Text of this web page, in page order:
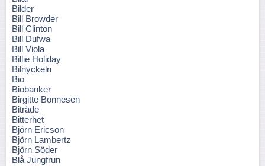
Bilder
Bill Browder
Bill Clinton
Bill Dufwa
Bill Viola
Billie Holiday
Bilnyckeln
Bio
Biobanker
Birgitte Bonnesen
Biträde
Bitterhet
Björn Ericson
Björn Lambertz
Björn Söder
Blå Jungfrun